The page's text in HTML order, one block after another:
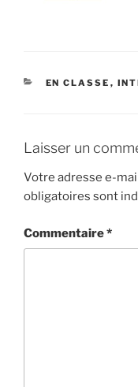
CATÉGORIES
EN CLASSE ,
Laisser un
Votre adresse e-
obligatoires sont
Commentaire*